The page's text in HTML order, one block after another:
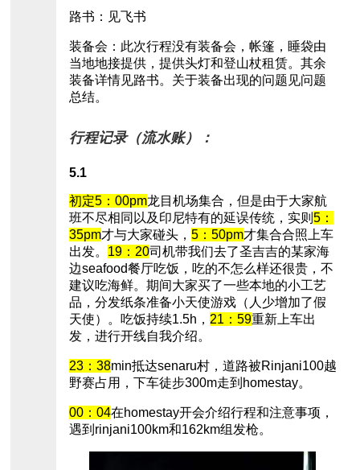
路书：见飞书
装备会：此次行程没有装备会，帐篷，睡袋由
当地地接提供，提供头灯和登山杖租赁。其余
装备详情见路书。关于装备出现的问题见问题
总结。
行程记录（流水账）：
5.1
初定5：00pm龙目机场集合，但是由于大家航
班不尽相同以及印尼特有的延误传统，实则 5：
35pm才与大家碰头， 5：50pm才集合合照上车
出发。 19：20司机带我们去了圣吉吉的某家海
边seafood餐厅吃饭，吃的不怎么样还很贵，不
建议吃海鲜。期间大家买了一些本地的小工艺
品，分发纸条准备小天使游戏（人少增加了假
天使）。吃饭持续1.5h， 21：59重新上车出
发，进行开线自我介绍。
23：38min抵达senaru村，道路被Rinjani100越
野赛占用，下车徒步300m走到homestay。
00：04在homestay开会介绍行程和注意事项，
遇到rinjani100km和162km组发枪。